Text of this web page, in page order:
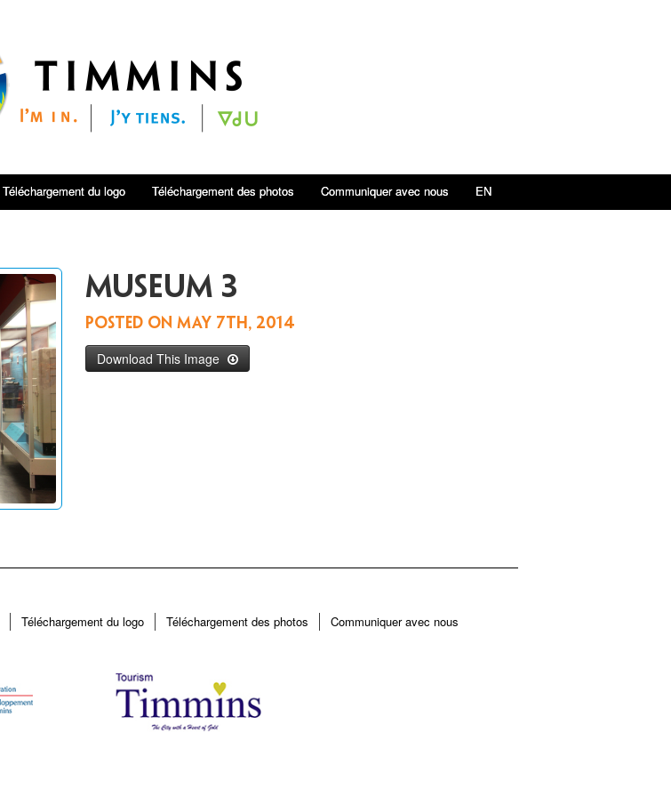
Téléchargement du logo Téléchargement des photos Communiquer avec nous EN
Museum 3
Posted on May 7th, 2014
Download This Image
Téléchargement du logo Téléchargement des photos Communiquer avec nous